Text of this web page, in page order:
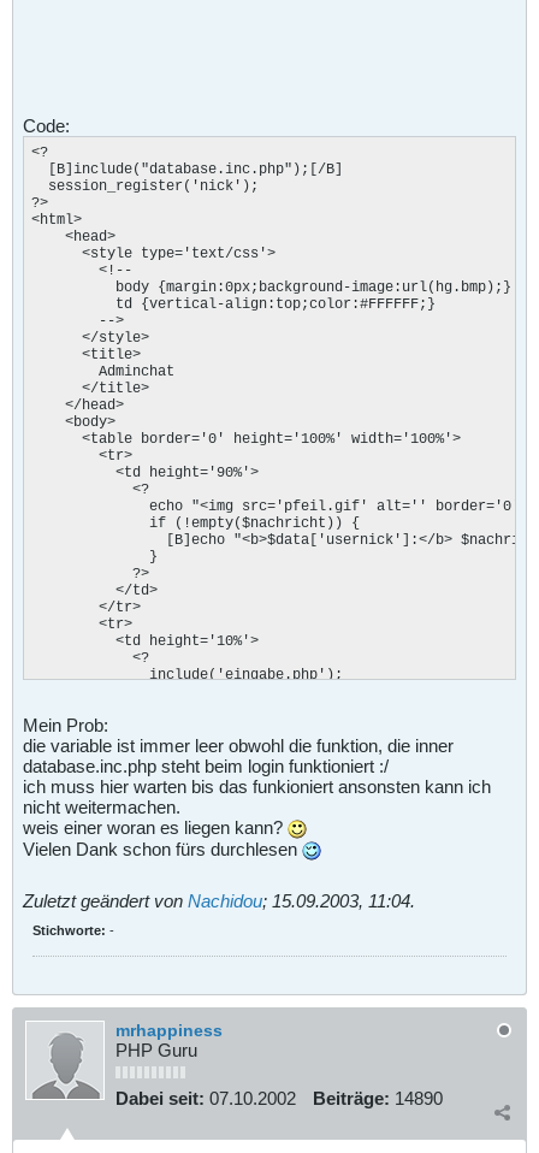
Code:
<?
  [B]include("database.inc.php");[/B]
  session_register('nick');
?>
<html>
    <head>
      <style type='text/css'>
        <!--
          body {margin:0px;background-image:url(hg.bmp);}
          td {vertical-align:top;color:#FFFFFF;}
        -->
      </style>
      <title>
        Adminchat
      </title>
    </head>
    <body>
      <table border='0' height='100%' width='100%'>
        <tr>
          <td height='90%'>
            <?
echo "<img src='pfeil.gif' alt=''
              if (!empty($nachricht)) {
[B]echo "<b>$data['usernick']:</b>
              }
            ?>
          </td>
        </tr>
        <tr>
          <td height='10%'>
            <?
              include('eingabe.php');
        </tr>
      </table>
    </body>
  </html>
Mein Prob:
die variable ist immer leer obwohl die funktion, die inner
database.inc.php steht beim login funktioniert :/
ich muss hier warten bis das funkioniert ansonsten kann ich
nicht weitermachen.
weis einer woran es liegen kann?
Vielen Dank schon fürs durchlesen
Zuletzt geändert von Nachidou; 15.09.2003, 11:04.
Stichworte: -
mrhappiness
PHP Guru
Dabei seit: 07.10.2002 Beiträge: 14890